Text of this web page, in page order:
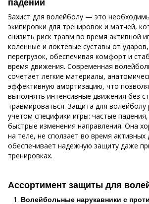
падении
Захист для волейболу — это
экипировки для тренировок и матчей,
снизить риск травм во время активной
коленные и локтевые суставы от
перегрузок, обеспечивая комфорт и
время движения. Современная
сочетает легкие материалы,
эффективную амортизацию, что
выполнять интенсивные движения без
травмироваться. Защита для волейболу
учетом специфики игры: частые
быстрые изменения направления. Она
на теле, не сползает во время активных
обеспечивает надежную защиту даже
тренировках.
Ассортимент защиты для
Волейбольные нарукавники с